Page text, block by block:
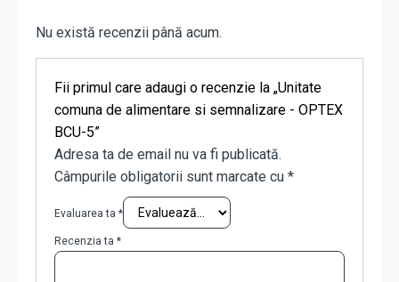
Nu există recenzii până acum.
Fii primul care adaugi o recenzie la „Unitate
comuna de alimentare si semnalizare - OPTEX
BCU-5”
Adresa ta de email nu va fi publicată.
Câmpurile obligatorii sunt marcate cu *
Evaluarea ta *
Recenzia ta *